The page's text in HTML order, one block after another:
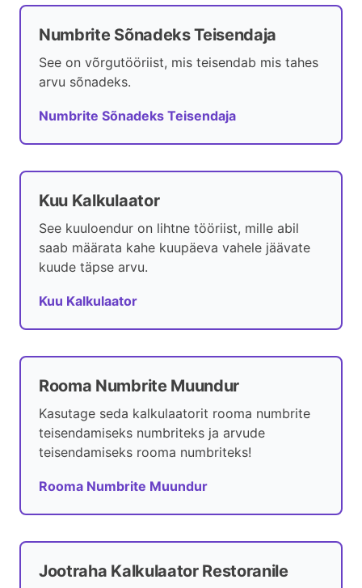
Numbrite Sõnadeks Teisendaja
See on võrgutööriist, mis teisendab mis tahes
arvu sõnadeks.
Numbrite Sõnadeks Teisendaja
Kuu Kalkulaator
See kuuloendur on lihtne tööriist, mille abil
saab määrata kahe kuupäeva vahele jäävate
kuude täpse arvu.
Kuu Kalkulaator
Rooma Numbrite Muundur
Kasutage seda kalkulaatorit rooma numbrite
teisendamiseks numbriteks ja arvude
teisendamiseks rooma numbriteks!
Rooma Numbrite Muundur
Jootraha Kalkulaator Restoranile